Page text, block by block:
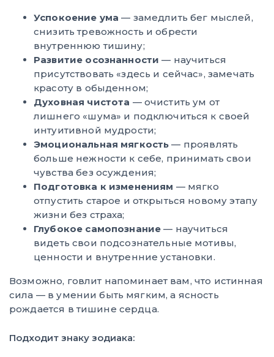
Успокоение ума — замедлить бег мыслей,
снизить тревожность и обрести
внутреннюю тишину;
Развитие осознанности — научиться
присутствовать «здесь и сейчас», замечать
красоту в обыденном;
Духовная чистота — очистить ум от
лишнего «шума» и подключиться к своей
интуитивной мудрости;
Эмоциональная мягкость — проявлять
больше нежности к себе, принимать свои
чувства без осуждения;
Подготовка к изменениям — мягко
отпустить старое и открыться новому этапу
жизни без страха;
Глубокое самопознание — научиться
видеть свои подсознательные мотивы,
ценности и внутренние установки.
Возможно, говлит напоминает вам, что истинная
сила — в умении быть мягким, а ясность
рождается в тишине сердца.
Подходит знаку зодиака: